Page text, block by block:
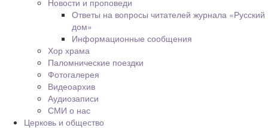
Новости и проповеди
Ответы на вопросы читателей журнала «Русский
дом»
Информационные сообщения
Хор храма
Паломнические поездки
Фотогалерея
Видеоархив
Аудиозаписи
СМИ о нас
Церковь и общество